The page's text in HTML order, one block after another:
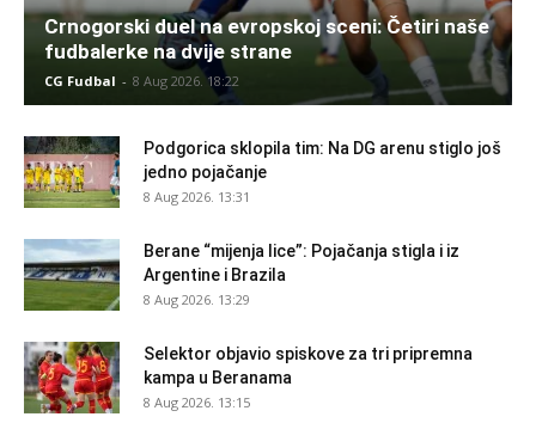
Crnogorski duel na evropskoj sceni: Četiri naše
fudbalerke na dvije strane
CG Fudbal - 8 Aug 2026. 18:22
Podgorica sklopila tim: Na DG arenu stiglo još
jedno pojačanje
8 Aug 2026. 13:31
Berane “mijenja lice”: Pojačanja stigla i iz
Argentine i Brazila
8 Aug 2026. 13:29
Selektor objavio spiskove za tri pripremna
kampa u Beranama
8 Aug 2026. 13:15